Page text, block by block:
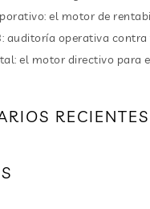
el motor de
auditoría operativa
el motor directivo para
RECIENTES